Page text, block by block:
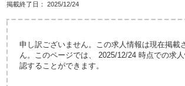
掲載終了日： 2025/12/24
申し訳ございません。この求人情報は現在掲載
ん。このページでは、 2025/12/24 時点での求
認することができます。